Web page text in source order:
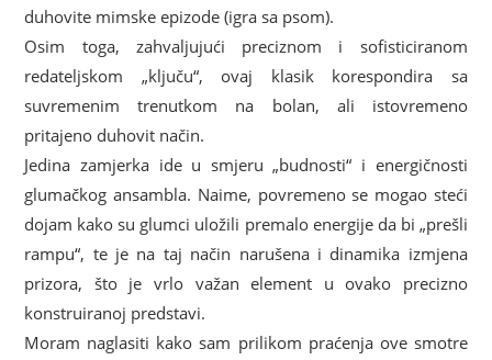
duhovite mimske epizode (igra sa psom).
Osim toga, zahvaljujući preciznom i sofisticiranom
redateljskom „ključu“, ovaj klasik korespondira sa
suvremenim trenutkom na bolan, ali istovremeno
pritajeno duhovit način.
Jedina zamjerka ide u smjeru „budnosti“ i energičnosti
glumačkog ansambla. Naime, povremeno se mogao steći
dojam kako su glumci uložili premalo energije da bi „prešli
rampu“, te je na taj način narušena i dinamika izmjena
prizora, što je vrlo važan element u ovako precizno
konstruiranoj predstavi.
Moram naglasiti kako sam prilikom praćenja ove smotre